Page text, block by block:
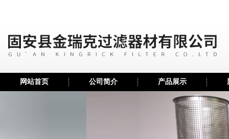
网站首页 公司简介 产品展示